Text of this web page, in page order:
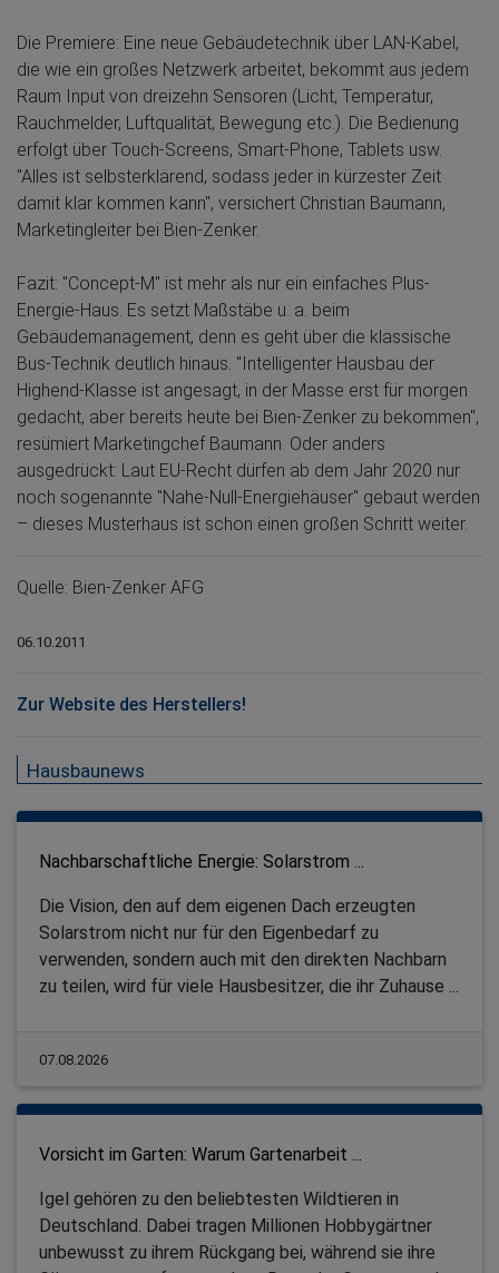
Die Premiere: Eine neue Gebäudetechnik über LAN-Kabel,
die wie ein großes Netzwerk arbeitet, bekommt aus jedem
Raum Input von dreizehn Sensoren (Licht, Temperatur,
Rauchmelder, Luftqualität, Bewegung etc.). Die Bedienung
erfolgt über Touch-Screens, Smart-Phone, Tablets usw.
"Alles ist selbsterklärend, sodass jeder in kürzester Zeit
damit klar kommen kann", versichert Christian Baumann,
Marketingleiter bei Bien-Zenker.
Fazit: "Concept-M" ist mehr als nur ein einfaches Plus-
Energie-Haus. Es setzt Maßstäbe u. a. beim
Gebäudemanagement, denn es geht über die klassische
Bus-Technik deutlich hinaus. "Intelligenter Hausbau der
Highend-Klasse ist angesagt, in der Masse erst für morgen
gedacht, aber bereits heute bei Bien-Zenker zu bekommen",
resümiert Marketingchef Baumann. Oder anders
ausgedrückt: Laut EU-Recht dürfen ab dem Jahr 2020 nur
noch sogenannte "Nahe-Null-Energiehäuser" gebaut werden
– dieses Musterhaus ist schon einen großen Schritt weiter.
Quelle: Bien-Zenker AFG
06.10.2011
Zur Website des Herstellers!
Hausbaunews
Nachbarschaftliche Energie: Solarstrom ...
Die Vision, den auf dem eigenen Dach erzeugten
Solarstrom nicht nur für den Eigenbedarf zu
verwenden, sondern auch mit den direkten Nachbarn
zu teilen, wird für viele Hausbesitzer, die ihr Zuhause ...
07.08.2026
Vorsicht im Garten: Warum Gartenarbeit ...
Igel gehören zu den beliebtesten Wildtieren in
Deutschland. Dabei tragen Millionen Hobbygärtner
unbewusst zu ihrem Rückgang bei, während sie ihre